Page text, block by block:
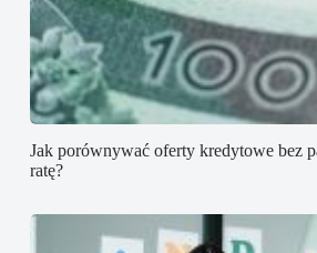
Jak porównywać oferty kredytowe bez
ratę?